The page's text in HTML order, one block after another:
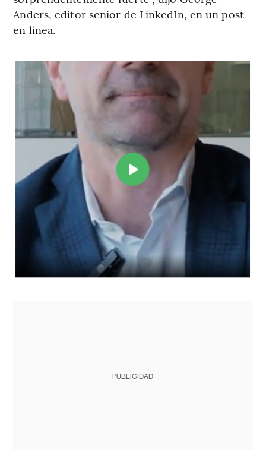
Anders, editor senior de LinkedIn, en un post
en línea.
PUBLICIDAD